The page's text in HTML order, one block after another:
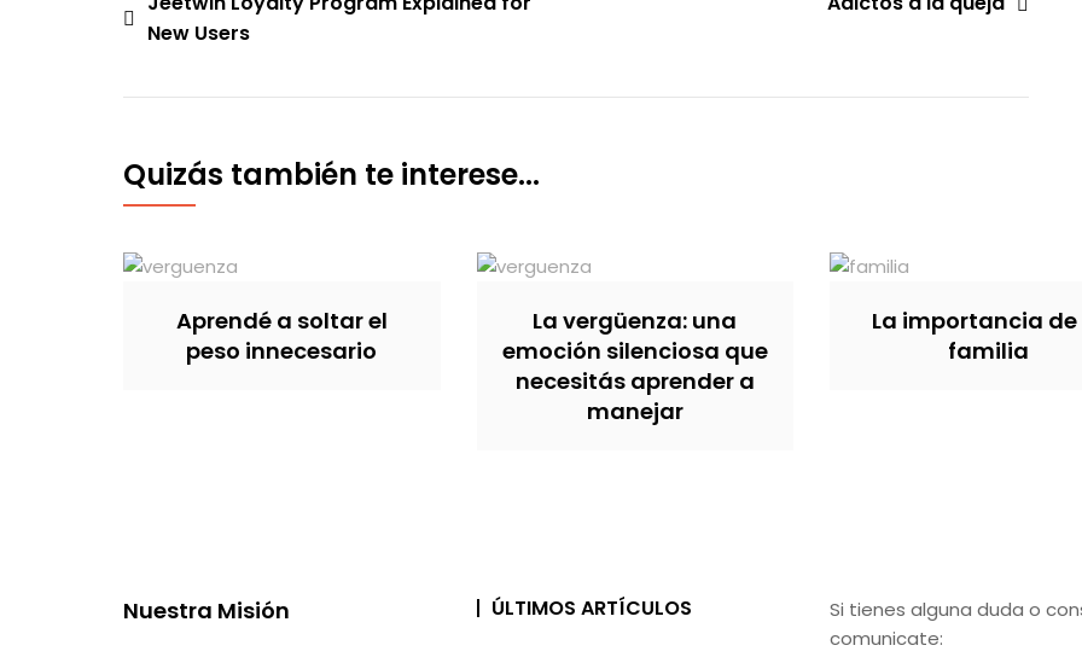
de
entradas
New Users
Quizás también te interese...
Aprendé a soltar el
peso innecesario
La vergüenza: una
emoción silenciosa que
necesitás aprender a
manejar
La importancia
familia
Nuestra Misión ÚLTIMOS ARTÍCULOS
Si tienes alguna duda o
comunicate: